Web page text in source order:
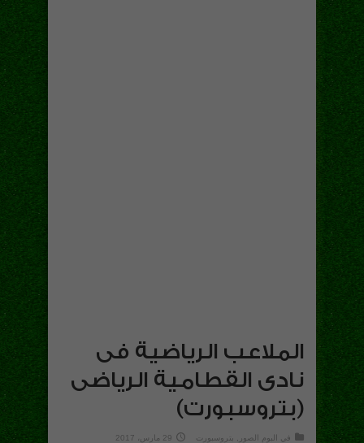
الملاعب الرياضية فى
نادى القطامية الرياضى
(بتروسبورت)
في البوم الصور بتروسبورت
29 مارس، 2017